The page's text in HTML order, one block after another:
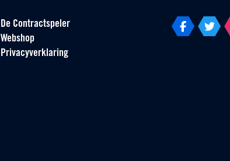
De Contractspeler
Webshop
Privacyverklaring